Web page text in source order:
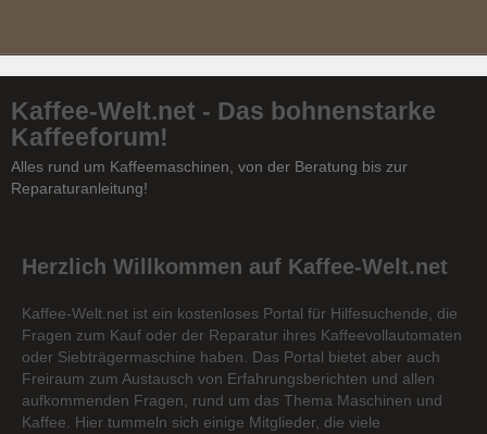
Kaffee-Welt.net - Das bohnenstarke
Kaffeeforum!
Alles rund um Kaffeemaschinen, von der Beratung bis zur
Reparaturanleitung!
Herzlich Willkommen auf Kaffee-Welt.net
Kaffee-Welt.net ist ein kostenloses Portal für Hilfesuchende, die
Fragen zum Kauf oder der Reparatur ihres Kaffeevollautomaten
oder Siebträgermaschine haben. Das Portal bietet aber auch
Freiraum zum Austausch von Erfahrungsberichten und allen
aufkommenden Fragen, rund um das Thema Maschinen und
Kaffee. Hier tummeln sich einige Mitglieder, die viele